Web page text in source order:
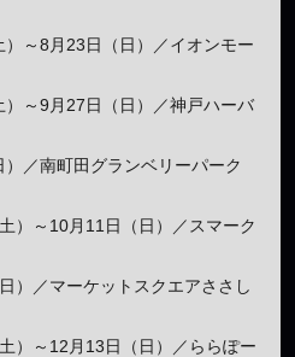
～8月23日（日）／イオンモー
～9月27日（日）／神戸ハーバ
／南町田グランベリーパーク
）～10月11日（日）／スマーク
）／マーケットスクエアささし
）～12月13日（日）／ららぽー